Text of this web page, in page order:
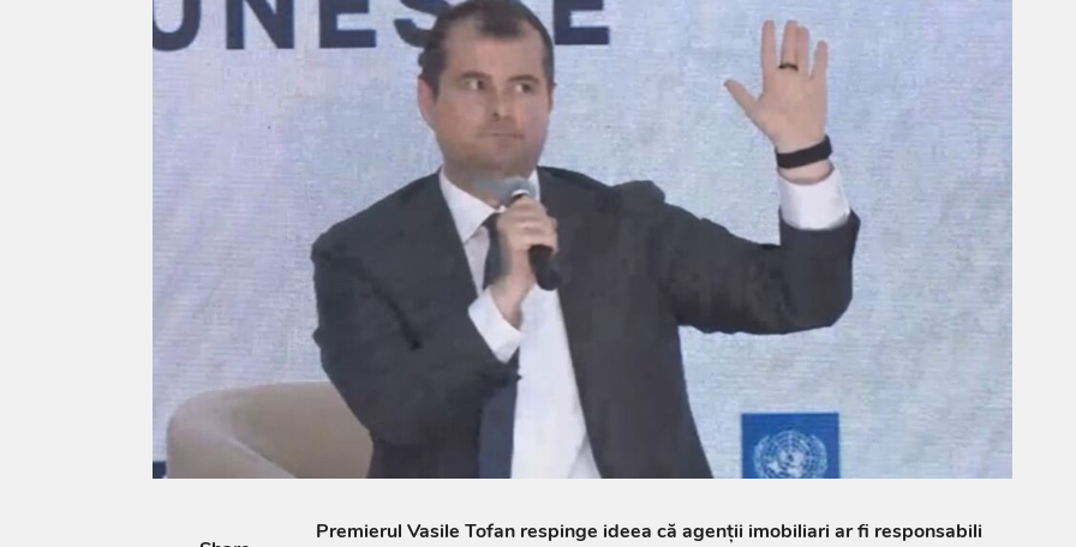
Premierul Vasile Tofan respinge ideea că agenții imobiliari ar fi responsabili